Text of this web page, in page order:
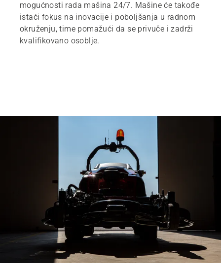
mogućnosti rada mašina 24/7. Mašine će takođe
istaći fokus na inovacije i poboljšanja u radnom
okruženju, time pomažući da se privuče i zadrži
kvalifikovano osoblje.